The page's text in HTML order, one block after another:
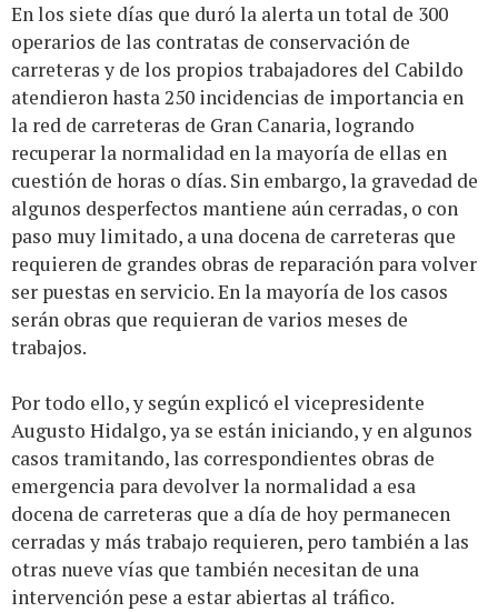
En los siete días que duró la alerta un total de 300
operarios de las contratas de conservación de
carreteras y de los propios trabajadores del Cabildo
atendieron hasta 250 incidencias de importancia en
la red de carreteras de Gran Canaria, logrando
recuperar la normalidad en la mayoría de ellas en
cuestión de horas o días. Sin embargo, la gravedad de
algunos desperfectos mantiene aún cerradas, o con
paso muy limitado, a una docena de carreteras que
requieren de grandes obras de reparación para volver
ser puestas en servicio. En la mayoría de los casos
serán obras que requieran de varios meses de
trabajos.
Por todo ello, y según explicó el vicepresidente
Augusto Hidalgo, ya se están iniciando, y en algunos
casos tramitando, las correspondientes obras de
emergencia para devolver la normalidad a esa
docena de carreteras que a día de hoy permanecen
cerradas y más trabajo requieren, pero también a las
otras nueve vías que también necesitan de una
intervención pese a estar abiertas al tráfico.